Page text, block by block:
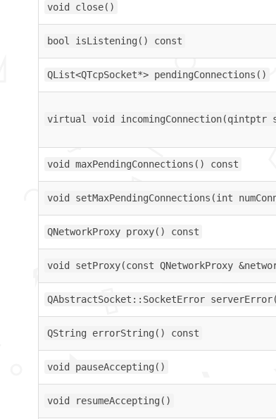
void close()
bool isListening() const
QList<QTcpSocket*> pendingConnections()
virtual void incomingConnection(qintptr
void maxPendingConnections() const
void setMaxPendingConnections(int
QNetworkProxy proxy() const
void setProxy(const QNetworkProxy
QAbstractSocket::SocketError
QString errorString() const
void pauseAccepting()
void resumeAccepting()